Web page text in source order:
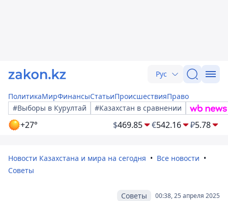
Рус
ПолитикаМирФинансыСтатьиПроисшествияПраво
#Выборы в Курултай
#Казахстан в сравнении
+27° $469.85 €542.16 ₽5.78
Новости Казахстана и мира на сегодня
Все новости
Советы
00:38, 25 апреля 2025
Советы